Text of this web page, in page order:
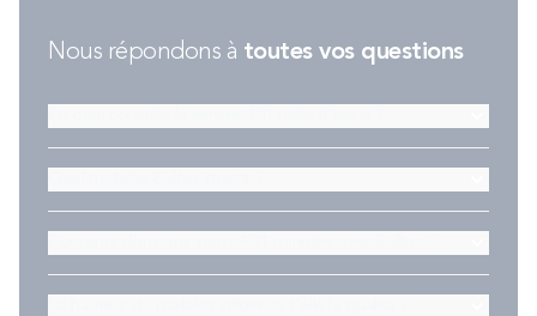
Nous répondons à toutes vos questions